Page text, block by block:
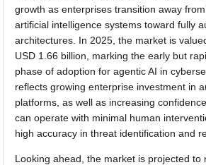
growth as enterprises transition away
artificial intelligence systems toward fully
architectures. In 2025, the market is
USD 1.66 billion, marking the early but
phase of adoption for agentic AI in
reflects growing enterprise investment in
platforms, as well as increasing
can operate with minimal human
high accuracy in threat identification and
Looking ahead, the market is projected to